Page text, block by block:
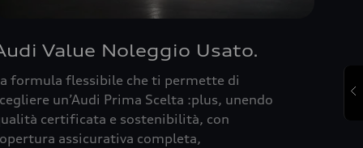
Value Noleggio Usato.
formula flessibile che ti permette di
un’Audi Prima Scelta :plus, unendo
certificata e sostenibilità, con
assicurativa completa,